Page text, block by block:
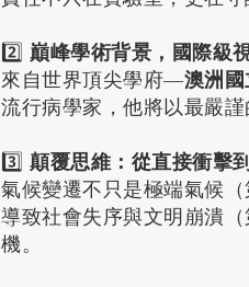
2️⃣ 巔峰學術背景，國際級
來自世界頂尖學府—澳洲
流行病學家，他將以最嚴
3️⃣ 顛覆思維：從直接衝擊
氣候變遷不只是極端氣候
導致社會失序與文明崩潰
機。